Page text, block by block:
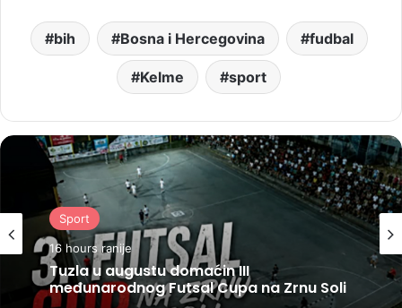
bih Bosna i Hercegovina fudbal
Kelme sport
Sport
16 hours ranije
Tuzla u augustu domaćin III
međunarodnog Futsal Cupa na Zrnu Soli